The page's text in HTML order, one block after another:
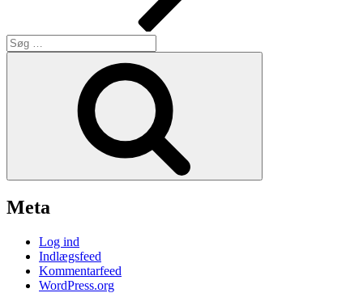
Søg
efter:
Meta
Log ind
Indlægsfeed
Kommentarfeed
WordPress.org